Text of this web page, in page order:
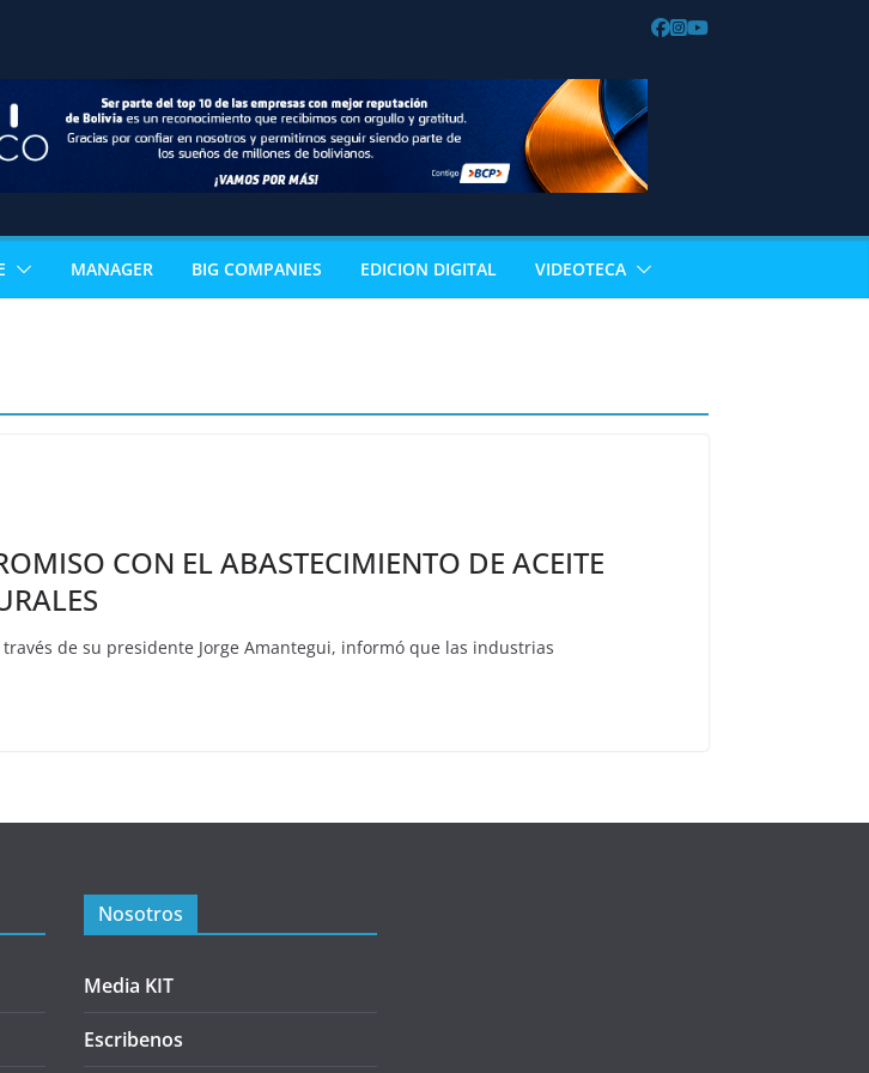
MANAGER BIG COMPANIES EDICION DIGITAL VIDEOTECA
CON EL ABASTECIMIENTO DE ACEITE
de su presidente Jorge Amantegui, informó que las industrias
Nosotros
Media KIT
Escribenos